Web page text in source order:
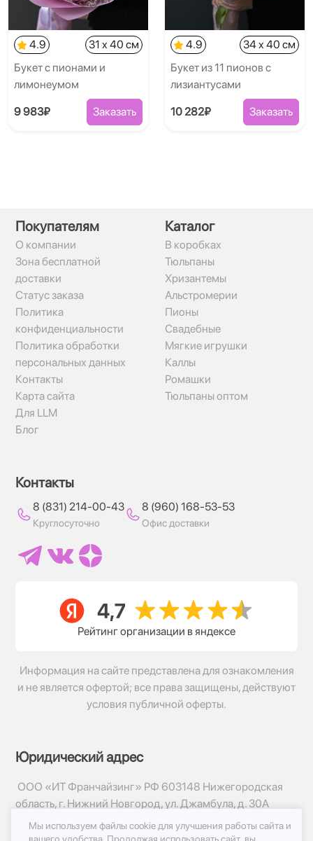
4.9
31 x 40 см
Букет с пионами и
лимонеумом
9 983₽ Заказать
4.9
34 x 40 см
Букет из 11 пионов с
лизиантусами
10 282₽ Заказать
Покупателям
О компании
Зона бесплатной
доставки
Статус заказа
Политика
конфиденциальности
Политика обработки
персональных данных
Контакты
Карта сайта
Для LLM
Блог
Каталог
В коробках
Тюльпаны
Хризантемы
Альстромерии
Пионы
Свадебные
Мягкие игрушки
Каллы
Ромашки
Тюльпаны оптом
Контакты
8 (831) 214-00-43
Круглосуточно
8 (960) 168-53-53
Офис доставки
Рейтинг организации в яндексе
Информация на сайте представлена для ознакомления
и не является офертой; все права защищены, действуют
условия публичной оферты.
Юридический адрес
ООО «ИТ Франчайзинг» РФ 603148 Нижегородская
область, г. Нижний Новгород, ул. Джамбула, д. 30А
© 2017-2026г, База Цветов 24.ру
Мы используем файлы cookie для улучшения работы сайта и